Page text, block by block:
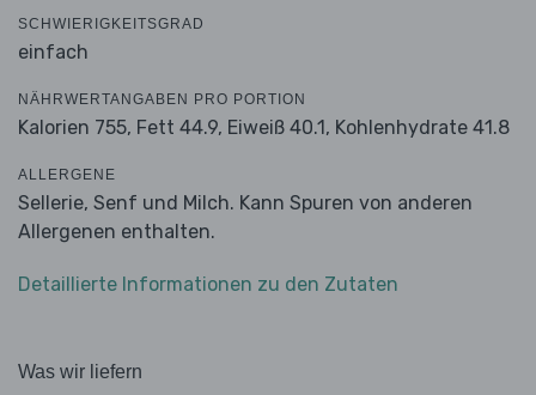
SCHWIERIGKEITSGRAD
einfach
NÄHRWERTANGABEN PRO PORTION
Kalorien 755, Fett 44.9, Eiweiß 40.1, Kohlenhydrate 41.8
ALLERGENE
Sellerie, Senf und Milch. Kann Spuren von anderen
Allergenen enthalten.
Detaillierte Informationen zu den Zutaten
Was wir liefern